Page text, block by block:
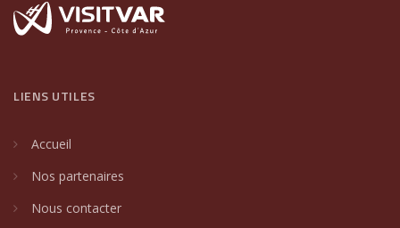
LIENS UTILES
Accueil
Nos partenaires
Nous contacter